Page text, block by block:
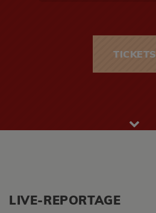
TICKETS
LIVE-REPORTAGE